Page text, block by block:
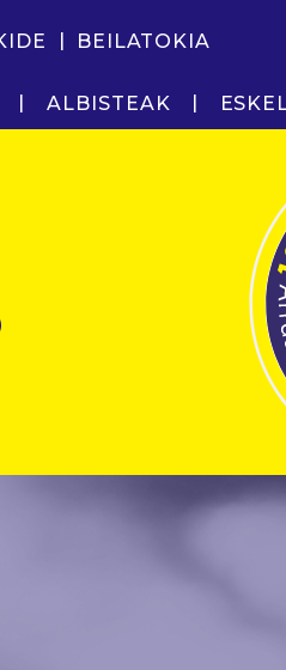
BEILATOKIA
ALBISTEAK